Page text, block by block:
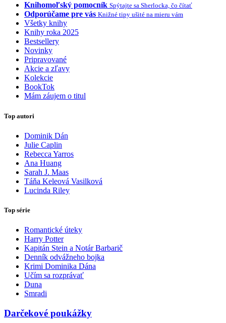
Knihomoľský pomocník Spýtajte sa Sherlocka, čo čítať
Odporúčame pre vás Knižné tipy ušité na mieru vám
Všetky knihy
Knihy roka 2025
Bestsellery
Novinky
Pripravované
Akcie a zľavy
Kolekcie
BookTok
Mám záujem o titul
Top autori
Dominik Dán
Julie Caplin
Rebecca Yarros
Ana Huang
Sarah J. Maas
Táňa Keleová Vasilková
Lucinda Riley
Top série
Romantické úteky
Harry Potter
Kapitán Stein a Notár Barbarič
Denník odvážneho bojka
Krimi Dominika Dána
Učím sa rozprávať
Duna
Smradi
Darčekové poukážky